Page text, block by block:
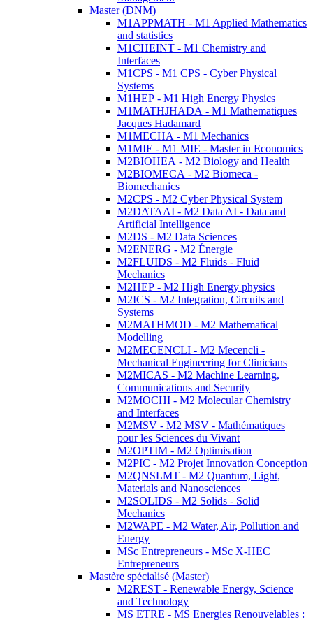
Master (DNM)
M1APPMATH - M1 Applied Mathematics
and statistics
M1CHEINT - M1 Chemistry and
Interfaces
M1CPS - M1 CPS - Cyber Physical
Systems
M1HEP - M1 High Energy Physics
M1MATHJHADA - M1 Mathematiques
Jacques Hadamard
M1MECHA - M1 Mechanics
M1MIE - M1 MIE - Master in Economics
M2BIOHEA - M2 Biology and Health
M2BIOMECA - M2 Biomeca -
Biomechanics
M2CPS - M2 Cyber Physical System
M2DATAAI - M2 Data AI - Data and
Artificial Intelligence
M2DS - M2 Data Sciences
M2ENERG - M2 Énergie
M2FLUIDS - M2 Fluids - Fluid
Mechanics
M2HEP - M2 High Energy physics
M2ICS - M2 Integration, Circuits and
Systems
M2MATHMOD - M2 Mathematical
Modelling
M2MECENCLI - M2 Mecencli -
Mechanical Engineering for Clinicians
M2MICAS - M2 Machine Learning,
Communications and Security
M2MOCHI - M2 Molecular Chemistry
and Interfaces
M2MSV - M2 MSV - Mathématiques
pour les Sciences du Vivant
M2OPTIM - M2 Optimisation
M2PIC - M2 Projet Innovation Conception
M2QNSLMT - M2 Quantum, Light,
Materials and Nanosciences
M2SOLIDS - M2 Solids - Solid
Mechanics
M2WAPE - M2 Water, Air, Pollution and
Energy
MSc Entrepreneurs - MSc X-HEC
Entrepreneurs
Mastère spécialisé (Master)
M2REST - Renewable Energy, Science
and Technology
MS ETRE - MS Energies Renouvelables :